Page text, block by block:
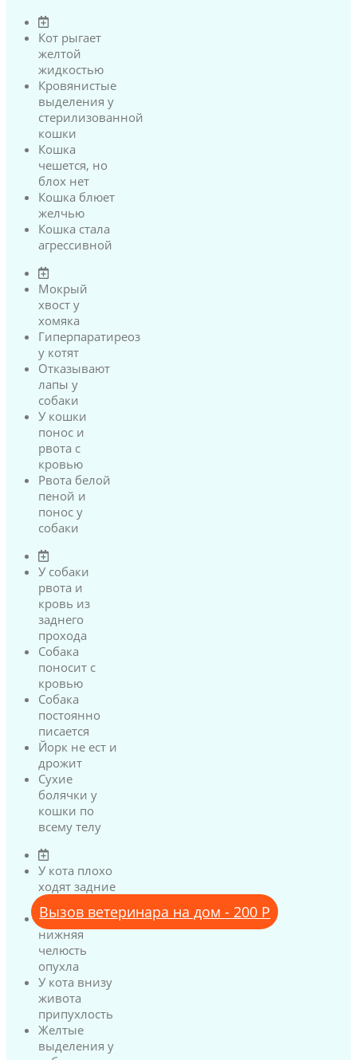
Вызов ветеринара на дом - 200 Р
Кот рыгает
желтой
жидкостью
Кровянистые
выделения у
стерилизованной
кошки
Кошка
чешется, но
блох нет
Кошка блюет
желчью
Кошка стала
агрессивной
Мокрый
хвост у
хомяка
Гиперпаратиреоз
у котят
Отказывают
лапы у
собаки
У кошки
понос и
рвота с
кровью
Рвота белой
пеной и
понос у
собаки
У собаки
рвота и
кровь из
заднего
прохода
Собака
поносит с
кровью
Собака
постоянно
писается
Йорк не ест и
дрожит
Сухие
болячки у
кошки по
всему телу
У кота плохо
ходят задние
лапы
У кота
нижняя
челюсть
опухла
У кота внизу
живота
припухлость
Желтые
выделения у